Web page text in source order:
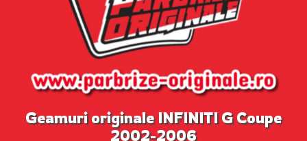
Geamuri originale INFINITI G Coupe
2002-2006